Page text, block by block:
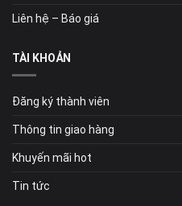
Liên hệ – Báo giá
TÀI KHOẢN
Đăng ký thành viên
Thông tin giao hàng
Khuyến mãi hot
Tin tức